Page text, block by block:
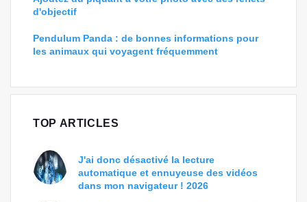
d'objectif
Pendulum Panda : de bonnes informations pour
les animaux qui voyagent fréquemment
TOP ARTICLES
J'ai donc désactivé la lecture
automatique et ennuyeuse des vidéos
dans mon navigateur ! 2026